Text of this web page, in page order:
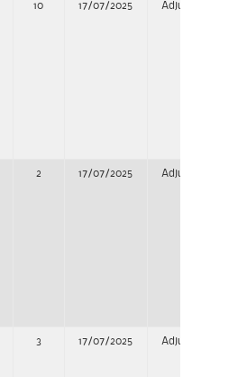
10 17/07/2025 Adjudicación
2 17/07/2025 Adjudicación
3 17/07/2025 Adjudicación